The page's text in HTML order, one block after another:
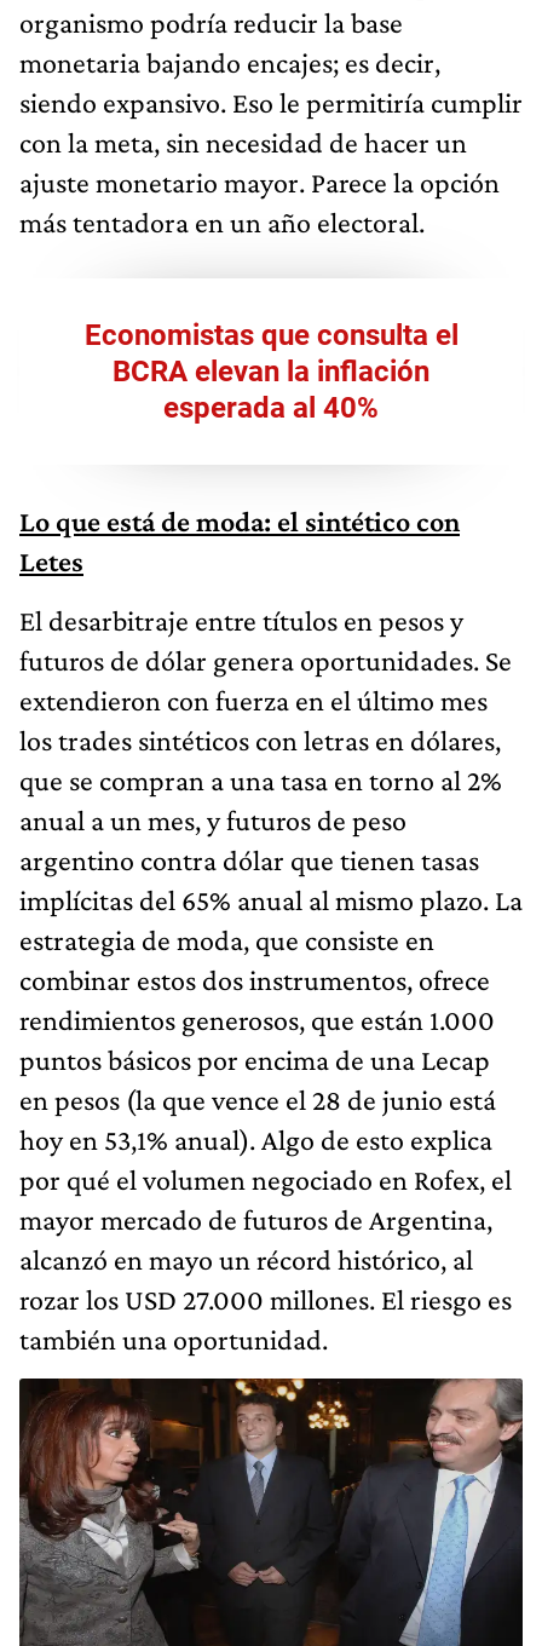
organismo podría reducir la base
monetaria bajando encajes; es decir,
siendo expansivo. Eso le permitiría cumplir
con la meta, sin necesidad de hacer un
ajuste monetario mayor. Parece la opción
más tentadora en un año electoral.
Economistas que consulta el
BCRA elevan la inflación
esperada al 40%
Lo que está de moda: el sintético con
Letes
El desarbitraje entre títulos en pesos y
futuros de dólar genera oportunidades. Se
extendieron con fuerza en el último mes
los trades sintéticos con letras en dólares,
que se compran a una tasa en torno al 2%
anual a un mes, y futuros de peso
argentino contra dólar que tienen tasas
implícitas del 65% anual al mismo plazo. La
estrategia de moda, que consiste en
combinar estos dos instrumentos, ofrece
rendimientos generosos, que están 1.000
puntos básicos por encima de una Lecap
en pesos (la que vence el 28 de junio está
hoy en 53,1% anual). Algo de esto explica
por qué el volumen negociado en Rofex, el
mayor mercado de futuros de Argentina,
alcanzó en mayo un récord histórico, al
rozar los USD 27.000 millones. El riesgo es
también una oportunidad.